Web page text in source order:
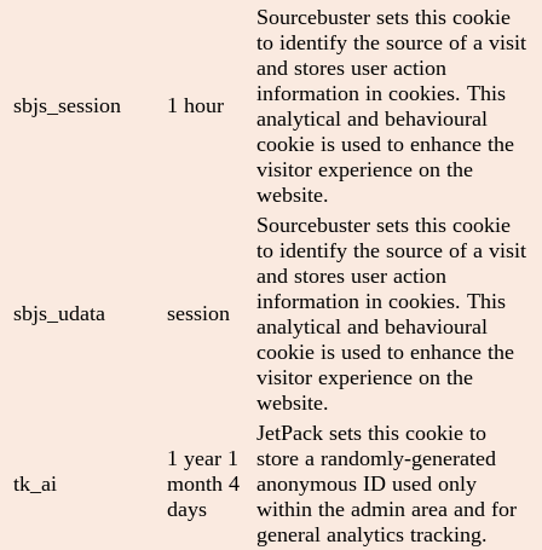
sbjs_session 1 hour
Sourcebuster sets this cookie
to identify the source of a visit
and stores user action
information in cookies. This
analytical and behavioural
cookie is used to enhance the
visitor experience on the
website.
sbjs_udata session
Sourcebuster sets this cookie
to identify the source of a visit
and stores user action
information in cookies. This
analytical and behavioural
cookie is used to enhance the
visitor experience on the
website.
tk_ai
1 year 1
month 4
days
JetPack sets this cookie to
store a randomly-generated
anonymous ID used only
within the admin area and for
general analytics tracking.